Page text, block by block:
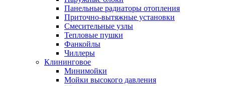
Панельные радиаторы отопления
Приточно-вытяжные установки
Смесительные узлы
Тепловые пушки
Фанкойлы
Чиллеры
Клининговое
Минимойки
Мойки высокого давления